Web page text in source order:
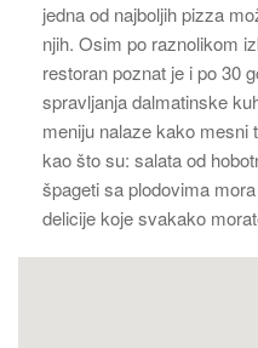
jedna od najboljih pizza
njih. Osim po raznolikom
restoran poznat je i po 30
spravljanja dalmatinske
meniju nalaze kako mesni
kao što su: salata od
špageti sa plodovima
delicije koje svakako